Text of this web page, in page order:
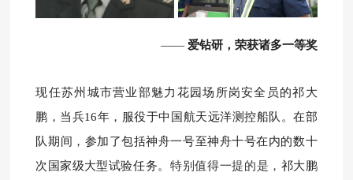
—— 爱钻研，荣获诸多一等奖
现任苏州城市营业部魅力花园场所岗安全员的祁大
鹏 ，当兵16年，服役于中国航天远洋测控船队。在部
队期间，参加了包括神舟一号至神舟十号在内的数十
次国家级大型试验任务。特别值得一提的是， 祁大鹏